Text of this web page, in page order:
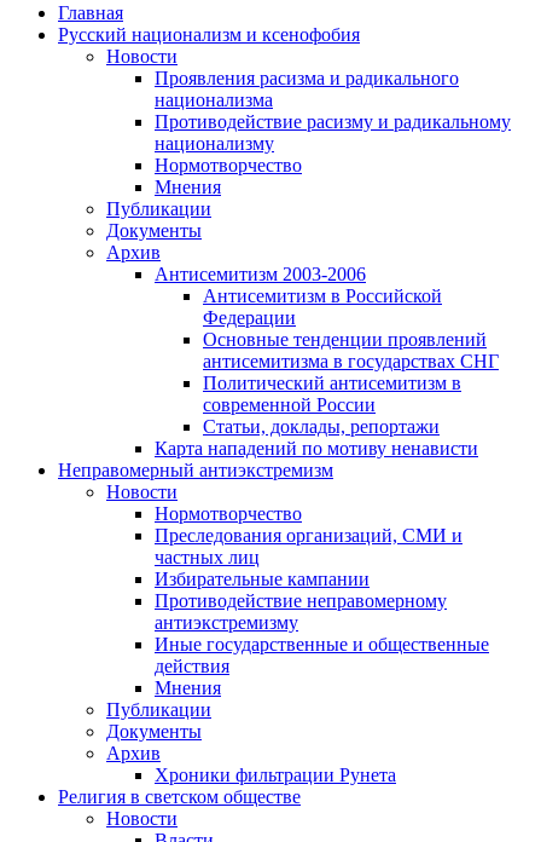
Главная
Русский национализм и ксенофобия
Новости
Проявления расизма и радикального
национализма
Противодействие расизму и радикальному
национализму
Нормотворчество
Мнения
Публикации
Документы
Архив
Антисемитизм 2003-2006
Антисемитизм в Российской
Федерации
Основные тенденции проявлений
антисемитизма в государствах СНГ
Политический антисемитизм в
современной России
Статьи, доклады, репортажи
Карта нападений по мотиву ненависти
Неправомерный антиэкстремизм
Новости
Нормотворчество
Преследования организаций, СМИ и
частных лиц
Избирательные кампании
Противодействие неправомерному
антиэкстремизму
Иные государственные и общественные
действия
Мнения
Публикации
Документы
Архив
Хроники фильтрации Рунета
Религия в светском обществе
Новости